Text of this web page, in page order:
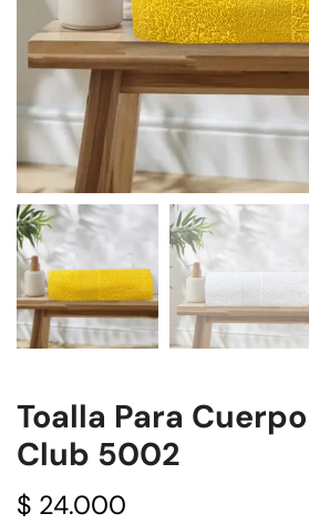
Toalla Para
Club 5002
$ 24.000